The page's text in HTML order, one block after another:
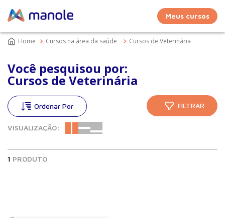
Meus cursos
Cursos na área da saúde Cursos de Veterinária
Você pesquisou por:
Cursos de Veterinária
VISUALIZAÇÃO:
FILTRAR
1 PRODUTO